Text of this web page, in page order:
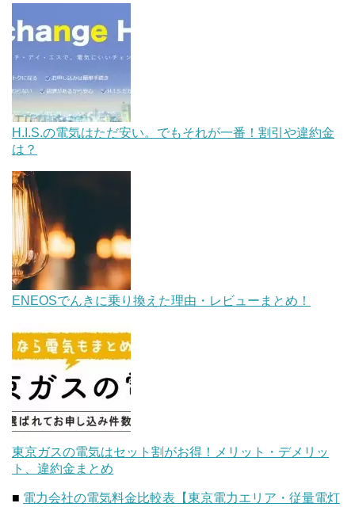
H.I.S.の電気はただ安い。でもそれが一番！割引や違約金
は？
ENEOSでんきに乗り換えた理由・レビューまとめ！
東京ガスの電気はセット割がお得！メリット・デメリッ
ト、違約金まとめ
■ 電力会社の電気料金比較表【東京電力エリア・従量電灯